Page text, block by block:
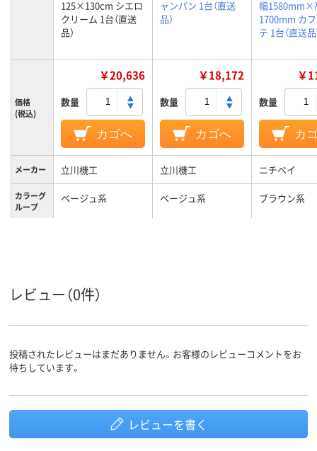
125×130cm シエロ
クリーム 1台（直送
品）
ャンパン 1台（直送
品）
幅1580mm×
1700mm カ
テ 1台（直送品
価格
(税込)
￥20,636
数量
カゴへ
￥18,172
数量
カゴへ
￥
数量
カ
メーカー 立川機工 立川機工 ニチベイ
カラーグ
ループ
ベージュ系 ベージュ系 ブラウン系
レビュー（0件）
投稿されたレビューはまだありません。お客様のレビューコメントをお
待ちしています。
レビューを書く